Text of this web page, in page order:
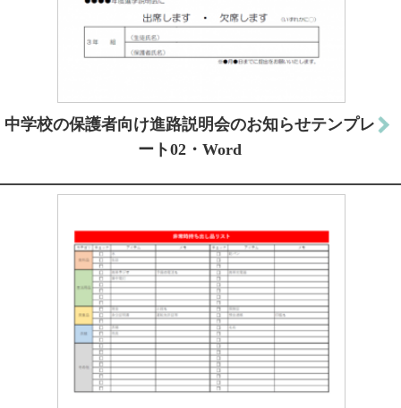
中学校の保護者向け進路説明会のお知らせテンプレ
ート02・Word